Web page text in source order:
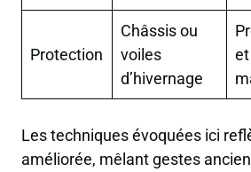
Protection
Châssis ou
voiles
d’hivernage
Les techniques évoquées ici
améliorée, mêlant gestes